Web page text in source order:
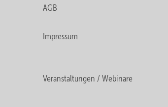
AGB
Impressum
Veranstaltungen / Webinare